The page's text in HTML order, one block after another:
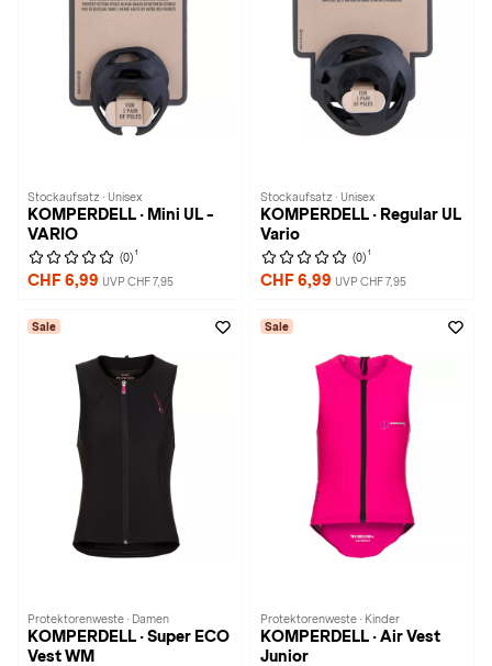
Stockaufsatz · Unisex
KOMPERDELL · Mini UL -
VARIO
(0) 1
CHF 6,99 UVP CHF 7,95
Stockaufsatz · Unisex
KOMPERDELL · Regular UL
Vario
(0) 1
CHF 6,99 UVP CHF 7,95
Sale
Protektorenweste · Damen
KOMPERDELL · Super ECO
Vest WM
Sale
Protektorenweste · Kinder
KOMPERDELL · Air Vest
Junior